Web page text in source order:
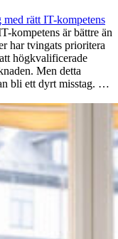
rätt IT-kompetens
kompetens är bättre än
har tvingats prioritera
högkvalificerade
Men detta
bli ett dyrt misstag. …